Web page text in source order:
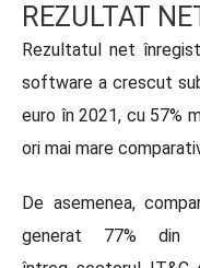
REZULTAT
Rezultatul net
software a crescut
euro în 2021, cu 57%
ori mai mare
De asemenea,
generat 77% din